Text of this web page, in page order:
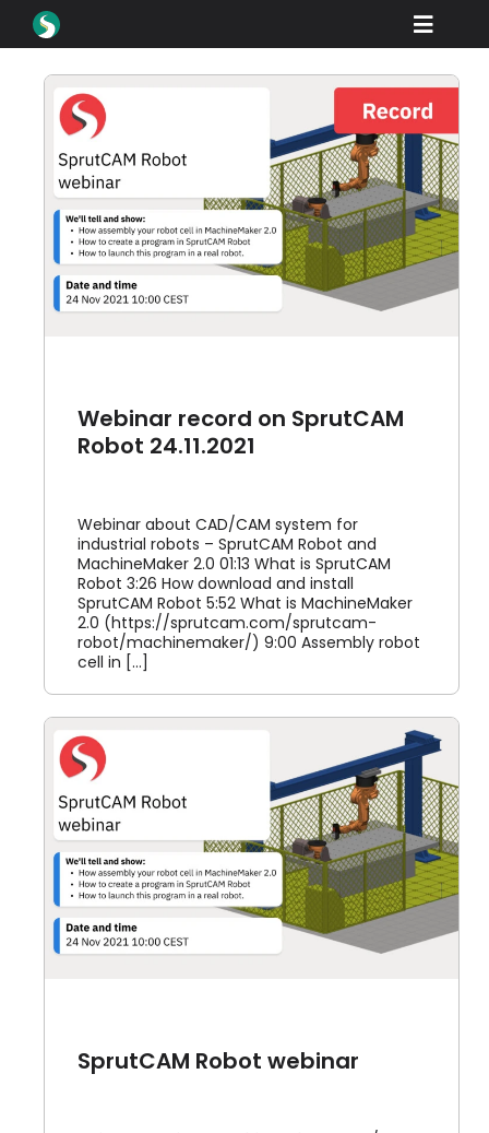
Zum
Inhalt
Toggle
Produkte
Downloads
Lernen Sie
Wie Sie kaufen
Schaufenster
Unterstützen Sie
Webinar record on SprutCAM
Robot 24.11.2021
Webinar about CAD/CAM system for
industrial robots – SprutCAM Robot and
MachineMaker 2.0 01:13 What is SprutCAM
Robot 3:26 How download and install
SprutCAM Robot 5:52 What is MachineMaker
2.0 (https://sprutcam.com/sprutcam-
robot/machinemaker/) 9:00 Assembly robot
cell in [...]
SprutCAM Robot webinar